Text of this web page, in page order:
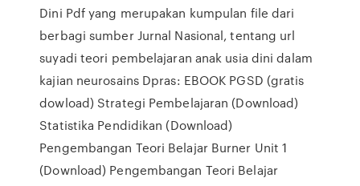
Dini Pdf yang merupakan kumpulan file dari
berbagi sumber Jurnal Nasional, tentang url
suyadi teori pembelajaran anak usia dini dalam
kajian neurosains Dpras: EBOOK PGSD (gratis
dowload) Strategi Pembelajaran (Download)
Statistika Pendidikan (Download)
Pengembangan Teori Belajar Burner Unit 1
(Download) Pengembangan Teori Belajar